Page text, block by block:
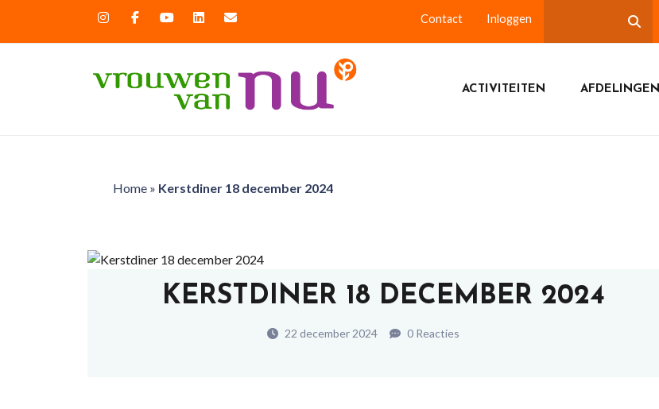
Contact Inloggen
ACTIVITEITEN AFDELINGEN
Home» Kerstdiner 18 december 2024
KERSTDINER 18 DECEMBER 2024
22 december 2024 0 Reacties